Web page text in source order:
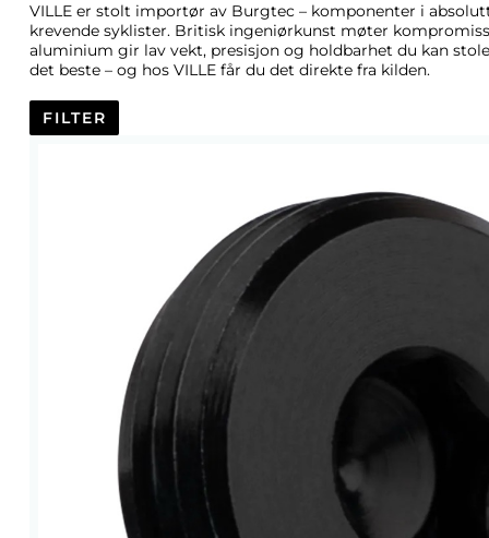
VILLE er stolt importør av Burgtec – komponenter i
krevende syklister. Britisk ingeniørkunst møter
aluminium gir lav vekt, presisjon og holdbarhet du kan
det beste – og hos VILLE får du det direkte fra kilden.
FILTER